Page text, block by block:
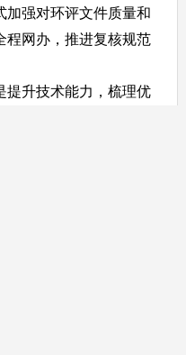
加强对环评文件质量和
程网办，推进复核规范
提升技术能力，梳理优